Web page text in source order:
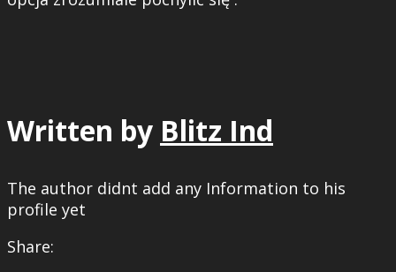
Written by Blitz Ind
The author didnt add any Information to his
profile yet
Share: